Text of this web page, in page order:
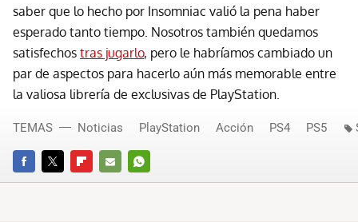
saber que lo hecho por Insomniac valió la pena haber
esperado tanto tiempo. Nosotros también quedamos
satisfechos tras jugarlo, pero le habríamos cambiado un
par de aspectos para hacerlo aún más memorable entre
la valiosa librería de exclusivas de PlayStation.
FACEBOOKTWITTERFLIPBOARD
E-
WHATSAPP
TEMAS Noticias PlayStation Acción PS4 PS5